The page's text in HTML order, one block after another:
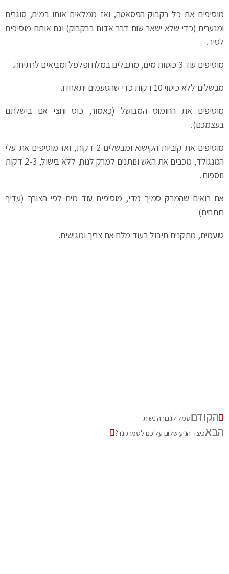
מוסיפים את כל בקבוק הפסאטה, ואז ממלאים אותו במים, סוגרים
ומנערים (כדי שלא ישאר שום דבר אדום בבקבוק) וגם אותם מוסיפים
לסיר.
מוסיפים עוד 3 כוסות מים, מתבלים במלח ופלפל ומביאים לרתיחה.
מבשלים ללא כיסוי 10 דקות כדי שהטעמים יתאחדו.
מוסיפים את החומוס המבושל (כאמור, כוס וחצי אם בישלתם
בעצמכם).
מוסיפים את קוביות הקישוא ומבשלים 2 דקות, ואז מוסיפים את עלי
המנגולד, מכבים את האש ונותנים למרק לנוח, ללא בישול, 2-3 דקות
נוספות.
אם רואים שהמרק סמיך מדי, מוסיפים עוד מים לפי הצורך (עדיף
רותחים)
טועמים, מתקנים תיבול בעוד מלח אם צריך ומגישים.
הקודםסמל לגבורה נשית
הבאכיצד הגיע שלום עליכם לסמרקנד?